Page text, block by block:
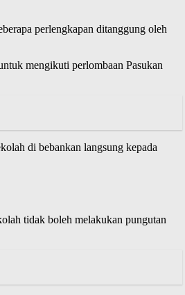
perlengkapan ditanggung oleh
mengikuti perlombaan Pasukan
di bebankan langsung kepada
tidak boleh melakukan pungutan